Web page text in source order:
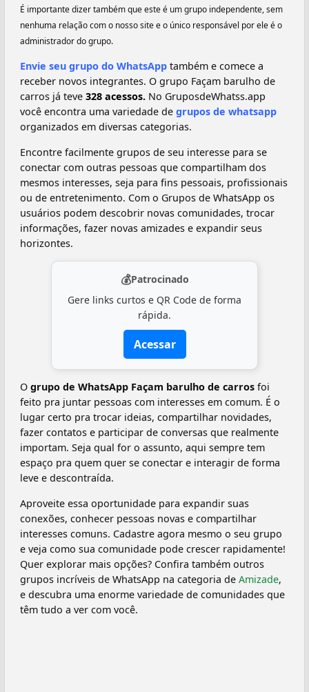
É importante dizer também que este é um grupo independente, sem
nenhuma relação com o nosso site e o único responsável por ele é o
administrador do grupo.
Envie seu grupo do WhatsApp também e comece a
receber novos integrantes. O grupo Façam barulho de
carros já teve 328 acessos. No GruposdeWhatss.app
você encontra uma variedade de grupos de whatsapp
organizados em diversas categorias.
Encontre facilmente grupos de seu interesse para se
conectar com outras pessoas que compartilham dos
mesmos interesses, seja para fins pessoais, profissionais
ou de entretenimento. Com o Grupos de WhatsApp os
usuários podem descobrir novas comunidades, trocar
informações, fazer novas amizades e expandir seus
horizontes.
💰Patrocinado
Gere links curtos e QR Code de forma
rápida.
Acessar
O grupo de WhatsApp Façam barulho de carros foi
feito pra juntar pessoas com interesses em comum. É o
lugar certo pra trocar ideias, compartilhar novidades,
fazer contatos e participar de conversas que realmente
importam. Seja qual for o assunto, aqui sempre tem
espaço pra quem quer se conectar e interagir de forma
leve e descontraída.
Aproveite essa oportunidade para expandir suas
conexões, conhecer pessoas novas e compartilhar
interesses comuns. Cadastre agora mesmo o seu grupo
e veja como sua comunidade pode crescer rapidamente!
Quer explorar mais opções? Confira também outros
grupos incríveis de WhatsApp na categoria de Amizade,
e descubra uma enorme variedade de comunidades que
têm tudo a ver com você.